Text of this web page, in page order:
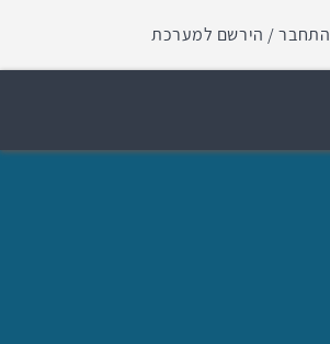
התחבר / הירשם למערכת